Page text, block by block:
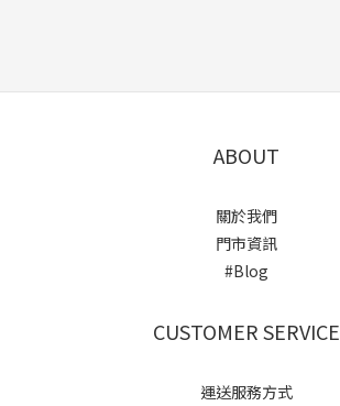
ABOUT
關於我們
門市資訊
#Blog
CUSTOMER SERVICE
運送服務方式